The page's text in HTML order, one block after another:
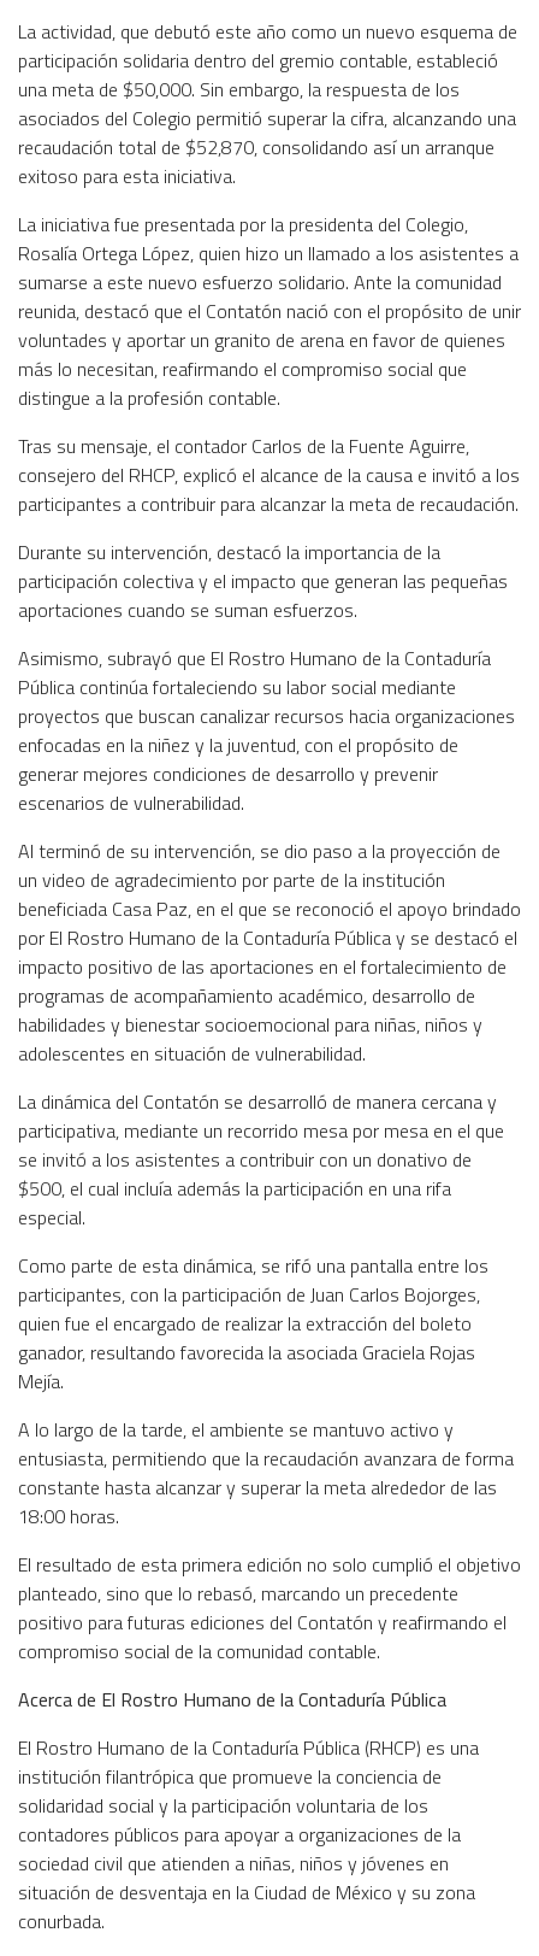
La actividad, que debutó este año como un nuevo esquema de
participación solidaria dentro del gremio contable, estableció
una meta de $50,000. Sin embargo, la respuesta de los
asociados del Colegio permitió superar la cifra, alcanzando una
recaudación total de $52,870, consolidando así un arranque
exitoso para esta iniciativa.
La iniciativa fue presentada por la presidenta del Colegio,
Rosalía Ortega López, quien hizo un llamado a los asistentes a
sumarse a este nuevo esfuerzo solidario. Ante la comunidad
reunida, destacó que el Contatón nació con el propósito de unir
voluntades y aportar un granito de arena en favor de quienes
más lo necesitan, reafirmando el compromiso social que
distingue a la profesión contable.
Tras su mensaje, el contador Carlos de la Fuente Aguirre,
consejero del RHCP, explicó el alcance de la causa e invitó a los
participantes a contribuir para alcanzar la meta de recaudación.
Durante su intervención, destacó la importancia de la
participación colectiva y el impacto que generan las pequeñas
aportaciones cuando se suman esfuerzos.
Asimismo, subrayó que El Rostro Humano de la Contaduría
Pública continúa fortaleciendo su labor social mediante
proyectos que buscan canalizar recursos hacia organizaciones
enfocadas en la niñez y la juventud, con el propósito de
generar mejores condiciones de desarrollo y prevenir
escenarios de vulnerabilidad.
Al terminó de su intervención, se dio paso a la proyección de
un video de agradecimiento por parte de la institución
beneficiada Casa Paz, en el que se reconoció el apoyo brindado
por El Rostro Humano de la Contaduría Pública y se destacó el
impacto positivo de las aportaciones en el fortalecimiento de
programas de acompañamiento académico, desarrollo de
habilidades y bienestar socioemocional para niñas, niños y
adolescentes en situación de vulnerabilidad.
La dinámica del Contatón se desarrolló de manera cercana y
participativa, mediante un recorrido mesa por mesa en el que
se invitó a los asistentes a contribuir con un donativo de
$500, el cual incluía además la participación en una rifa
especial.
Como parte de esta dinámica, se rifó una pantalla entre los
participantes, con la participación de Juan Carlos Bojorges,
quien fue el encargado de realizar la extracción del boleto
ganador, resultando favorecida la asociada Graciela Rojas
Mejía.
A lo largo de la tarde, el ambiente se mantuvo activo y
entusiasta, permitiendo que la recaudación avanzara de forma
constante hasta alcanzar y superar la meta alrededor de las
18:00 horas.
El resultado de esta primera edición no solo cumplió el objetivo
planteado, sino que lo rebasó, marcando un precedente
positivo para futuras ediciones del Contatón y reafirmando el
compromiso social de la comunidad contable.
Acerca de El Rostro Humano de la Contaduría Pública
El Rostro Humano de la Contaduría Pública (RHCP) es una
institución filantrópica que promueve la conciencia de
solidaridad social y la participación voluntaria de los
contadores públicos para apoyar a organizaciones de la
sociedad civil que atienden a niñas, niños y jóvenes en
situación de desventaja en la Ciudad de México y su zona
conurbada.